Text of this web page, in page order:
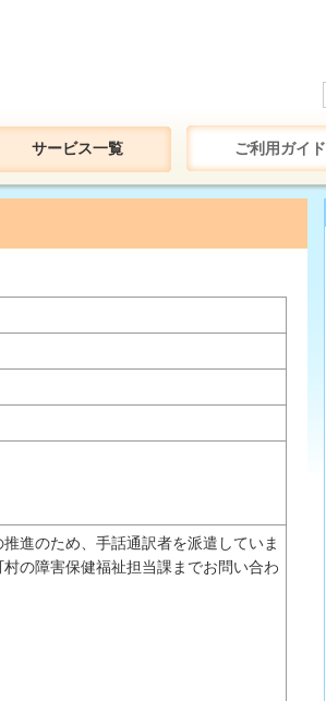
サービス一覧 ご利用ガイド
進のため、手話通訳者を派遣していま
の障害保健福祉担当課までお問い合わ